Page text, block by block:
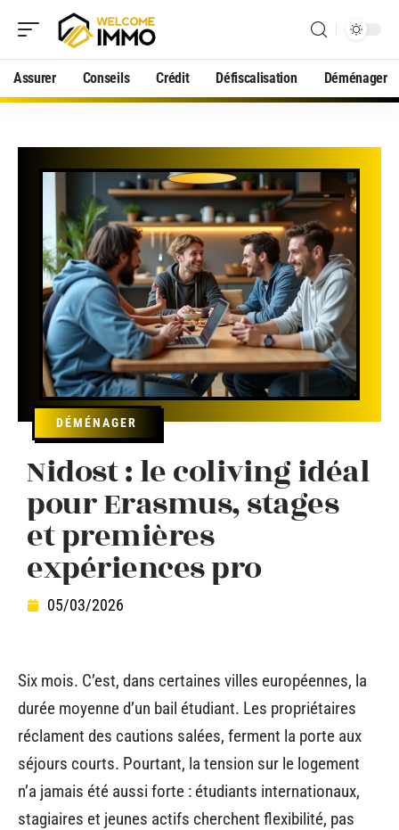
Assurer Conseils Crédit Défiscalisation Déménager
DÉMÉNAGER
Nidost : le coliving idéal
pour Erasmus, stages
et premières
expériences pro
05/03/2026
Six mois. C’est, dans certaines villes européennes, la
durée moyenne d’un bail étudiant. Les propriétaires
réclament des cautions salées, ferment la porte aux
séjours courts. Pourtant, la tension sur le logement
n’a jamais été aussi forte : étudiants internationaux,
stagiaires et jeunes actifs cherchent flexibilité, pas